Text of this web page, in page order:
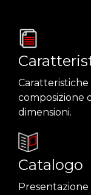
composizione
dimensioni.
Catalogo
Presentazione